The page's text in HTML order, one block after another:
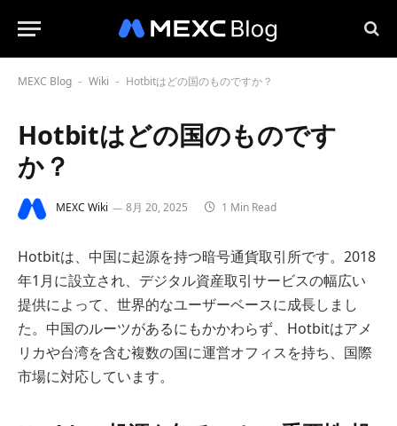
MEXC Blog - Wiki - Hotbitはどの国のものですか？
Hotbitはどの国のものです
か？
MEXC Wiki 8月 20, 2025 1 Min Read
Hotbitは、中国に起源を持つ暗号通貨取引所です。2018
年1月に設立され、デジタル資産取引サービスの幅広い
提供によって、世界的なユーザーベースに成長しまし
た。中国のルーツがあるにもかかわらず、Hotbitはアメ
リカや台湾を含む複数の国に運営オフィスを持ち、国際
市場に対応しています。